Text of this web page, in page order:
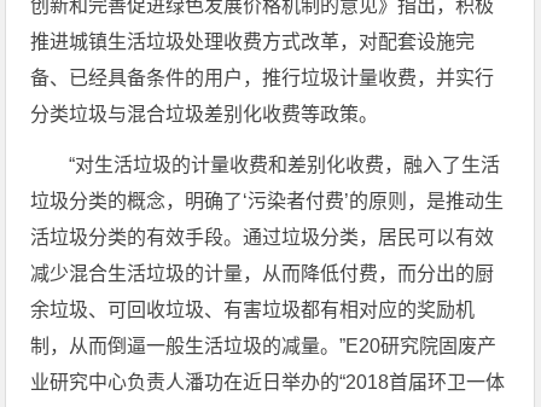
创新和完善促进绿色发展价格机制的意见》指出，积极
推进城镇生活垃圾处理收费方式改革，对配套设施完
备、已经具备条件的用户，推行垃圾计量收费，并实行
分类垃圾与混合垃圾差别化收费等政策。
“对生活垃圾的计量收费和差别化收费，融入了生活
垃圾分类的概念，明确了‘污染者付费’的原则，是推动生
活垃圾分类的有效手段。通过垃圾分类，居民可以有效
减少混合生活垃圾的计量，从而降低付费，而分出的厨
余垃圾、可回收垃圾、有害垃圾都有相对应的奖励机
制，从而倒逼一般生活垃圾的减量。”E20研究院固废产
业研究中心负责人潘功在近日举办的“2018首届环卫一体